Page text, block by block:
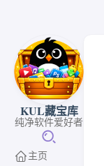
KUL藏宝库
纯净软件爱好者
主页